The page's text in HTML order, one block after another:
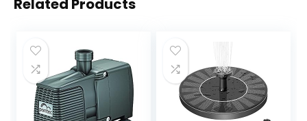
Related Products